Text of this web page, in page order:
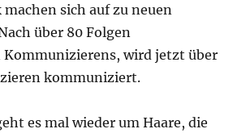
sich auf zu neuen
über 80 Folgen
Kommunizierens, wird jetzt über
kommuniziert.
es mal wieder um Haare, die